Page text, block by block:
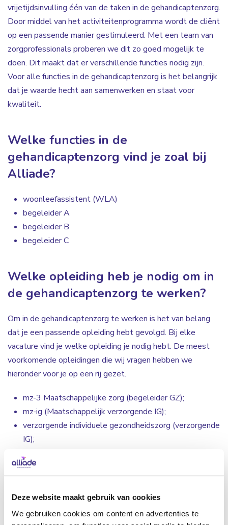
Deze website maakt gebruik van cookies
We gebruiken cookies om content en advertenties te
vrijetijdsinvulling één van de taken in de gehandicaptenzorg.
Door middel van het activiteitenprogramma wordt de cliënt
op een passende manier gestimuleerd. Met een team van
zorgprofessionals proberen we dit zo goed mogelijk te
doen. Dit maakt dat er verschillende functies nodig zijn.
Voor alle functies in de gehandicaptenzorg is het belangrijk
dat je waarde hecht aan samenwerken en staat voor
kwaliteit.
Welke functies in de
gehandicaptenzorg vind je zoal bij
Alliade?
woonleefassistent (WLA)
begeleider A
begeleider B
begeleider C
Welke opleiding heb je nodig om in
de gehandicaptenzorg te werken?
Om in de gehandicaptenzorg te werken is het van belang
dat je een passende opleiding hebt gevolgd. Bij elke
vacature vind je welke opleiding je nodig hebt. De meest
voorkomende opleidingen die wij vragen hebben we
hieronder voor je op een rij gezet.
mz-3 Maatschappelijke zorg (begeleider GZ);
mz-ig (Maatschappelijk verzorgende IG);
verzorgende individuele gezondheidszorg (verzorgende
IG);
GZ);
mz-sd Maatschappelijke zorg (persoonlijk begeleider
GZ) specifieke doelgroepen;
mbo-pw Gespecialiseerde pedagogisch medewerker.